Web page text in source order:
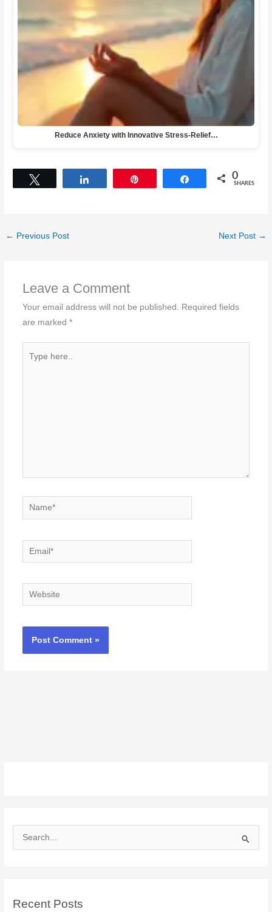
Reduce Anxiety with Innovative Stress-Relief…
Share 0
SHARES
← Previous Post Next Post →
Leave a Comment
Your email address will not be published.
Required fields
are marked *
Name*
Email*
Website
e
c
Recent Posts